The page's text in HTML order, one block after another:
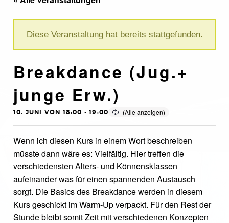
Diese Veranstaltung hat bereits stattgefunden.
Breakdance (Jug.+
junge Erw.)
10. JUNI VON 18:00 -19:00
Wenn ich diesen Kurs in einem Wort beschreiben
müsste dann wäre es: Vielfältig. Hier treffen die
verschiedensten Alters- und Könnensklassen
aufeinander was für einen spannenden Austausch
sorgt. Die Basics des Breakdance werden in diesem
Kurs geschickt im Warm-Up verpackt. Für den Rest der
Stunde bleibt somit Zeit mit verschiedenen Konzepten